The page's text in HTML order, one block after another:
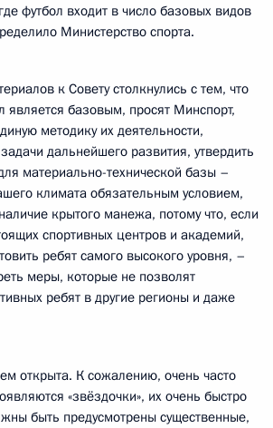
футбол входит в число базовых видов
Министерство спорта.
к Совету столкнулись с тем, что
является базовым, просят Минспорт,
методику их деятельности,
дальнейшего развития, утвердить
материально-технической базы –
климата обязательным условием,
крытого манежа, потому что, если
спортивных центров и академий,
ребят самого высокого уровня, –
меры, которые не позволят
ребят в другие регионы и даже
открыта. К сожалению, очень часто
«звёздочки», их очень быстро
быть предусмотрены существенные,